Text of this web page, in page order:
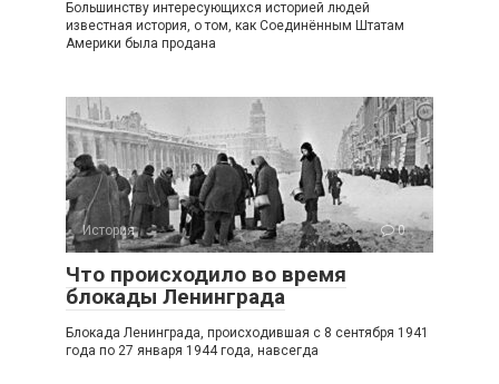
Большинству интересующихся историей людей
известная история, о том, как Соединённым Штатам
Америки была продана
История 0
Что происходило во время
блокады Ленинграда
Блокада Ленинграда, происходившая с 8 сентября 1941
года по 27 января 1944 года, навсегда